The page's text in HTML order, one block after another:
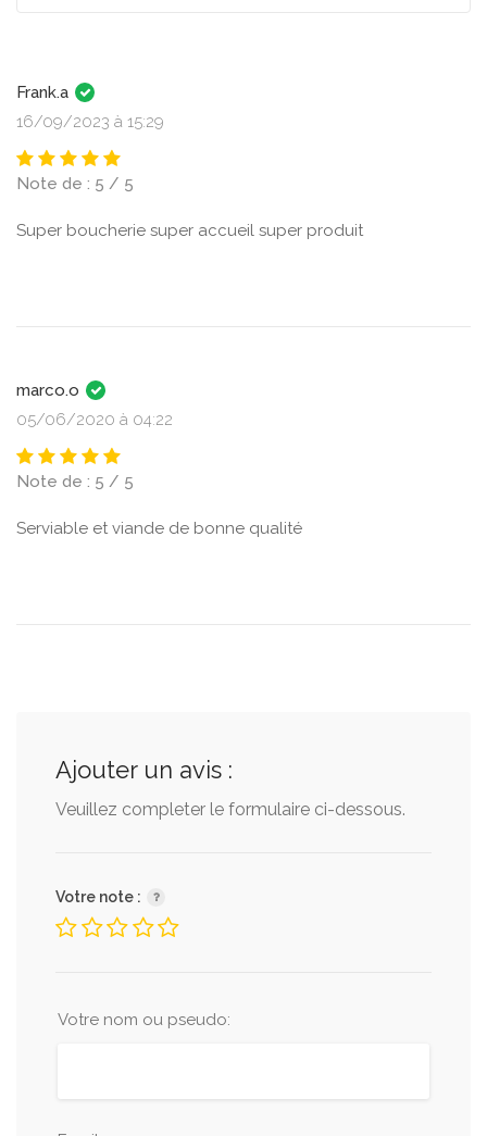
Frank.a
16/09/2023 à 15:29
Note de : 5 / 5
Super boucherie super accueil super produit
marco.o
05/06/2020 à 04:22
Note de : 5 / 5
Serviable et viande de bonne qualité
Ajouter un avis :
Veuillez completer le formulaire ci-dessous.
Votre note :
Votre nom ou pseudo: